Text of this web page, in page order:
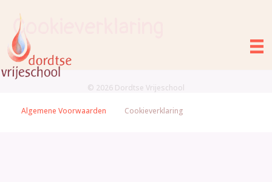
Cookieverklaring
© 2026 Dordtse Vrijeschool
Algemene Voorwaarden Cookieverklaring